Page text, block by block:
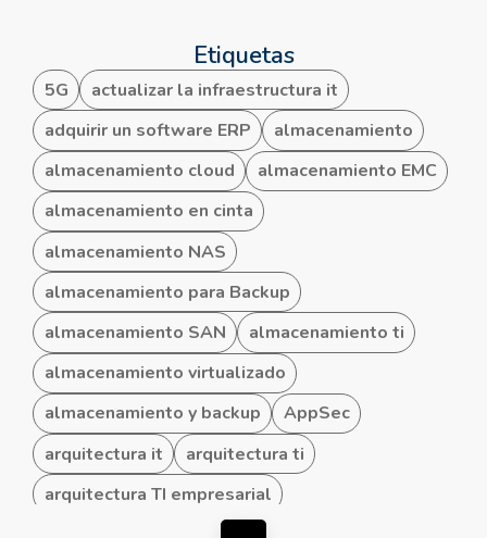
Etiquetas
5G
actualizar la infraestructura it
adquirir un software ERP
almacenamiento
almacenamiento cloud
almacenamiento EMC
almacenamiento en cinta
almacenamiento NAS
almacenamiento para Backup
almacenamiento SAN
almacenamiento ti
almacenamiento virtualizado
almacenamiento y backup
AppSec
arquitectura it
arquitectura ti
arquitectura TI empresarial